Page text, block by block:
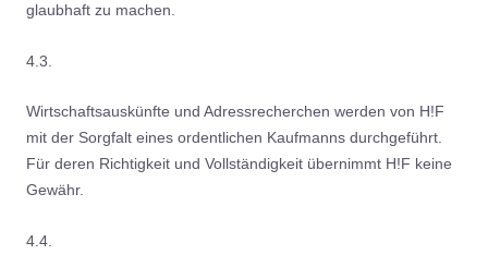
glaubhaft zu machen.
4.3.
Wirtschaftsauskünfte und Adressrecherchen werden von H!F
mit der Sorgfalt eines ordentlichen Kaufmanns durchgeführt.
Für deren Richtigkeit und Vollständigkeit übernimmt H!F keine
Gewähr.
4.4.